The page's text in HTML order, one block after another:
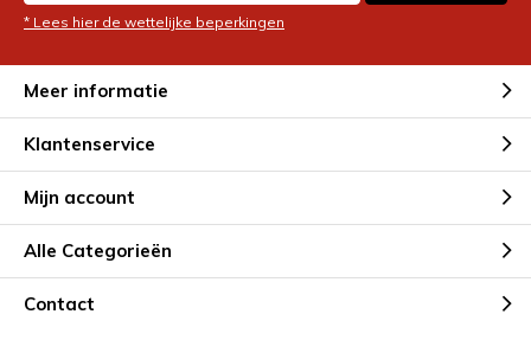
* Lees hier de wettelijke beperkingen
Meer informatie
Klantenservice
Mijn account
Alle Categorieën
Contact